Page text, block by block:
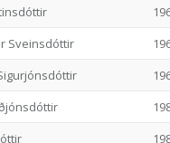
Sveinsdóttir